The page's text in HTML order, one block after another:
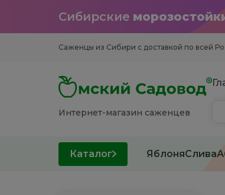
Сибирские
Саженцы из Cибири с доставкой по всей
Интернет-магазин саженцев
Каталог ЯблоняСлива